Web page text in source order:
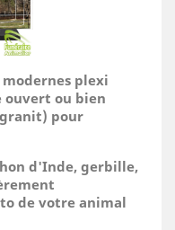
plexi
ou bien
granit) pour
d'Inde, gerbille,
de votre animal